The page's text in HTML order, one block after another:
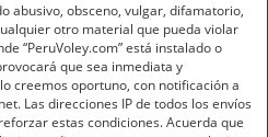
abusivo, obsceno, vulgar, difamatorio,
otro material que pueda violar
“PeruVoley.com” está instalado o
que sea inmediata y
creemos oportuno, con notificación a
Las direcciones IP de todos los envíos
estas condiciones. Acuerda que